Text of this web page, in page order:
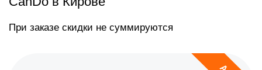
При заказе скидки не суммируются